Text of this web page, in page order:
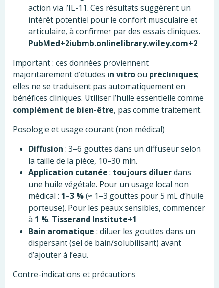
action via l’IL-11. Ces résultats suggèrent un
intérêt potentiel pour le confort musculaire et
articulaire, à confirmer par des essais cliniques.
PubMed+2iubmb.onlinelibrary.wiley.com+2
Important : ces données proviennent
majoritairement d’études in vitroou précliniques;
elles ne se traduisent pas automatiquement en
bénéfices cliniques. Utiliser l’huile essentielle comme
complément de bien-être, pas comme traitement.
Posologie et usage courant (non médical)
Diffusion : 3–6 gouttes dans un diffuseur selon
la taille de la pièce, 10–30 min.
Application cutanée : toujours diluerdans
une huile végétale. Pour un usage local non
médical : 1–3 %(≈ 1–3 gouttes pour 5 mL d’huile
porteuse). Pour les peaux sensibles, commencer
à 1 %. Tisserand Institute+1
Bain aromatique : diluer les gouttes dans un
dispersant (sel de bain/solubilisant) avant
d’ajouter à l’eau.
Contre-indications et précautions